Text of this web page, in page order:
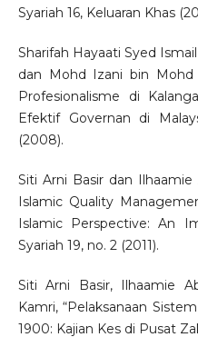
Syariah 16, Keluaran Khas
Sharifah Hayaati Syed
dan Mohd Izani bin Mohd
Profesionalisme di
Efektif Governan di
(2008).
Siti Arni Basir dan Ilhaamie
Islamic Quality
Islamic Perspective: An
Syariah 19, no. 2 (2011).
Siti Arni Basir, Ilhaamie
Kamri, “Pelaksanaan
1900: Kajian Kes di Pusat